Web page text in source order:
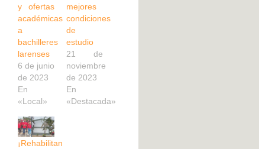
y ofertas
académicas
a
bachilleres
larenses
6 de junio
de 2023
En
«Local»
mejores
condiciones
de
estudio
21 de
noviembre
de 2023
En
«Destacada»
¡Rehabilitan